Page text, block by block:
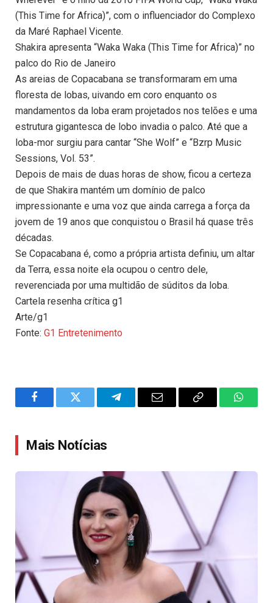
(This Time for Africa)”, com o influenciador do Complexo
da Maré Raphael Vicente.
Shakira apresenta “Waka Waka (This Time for Africa)” no
palco do Rio de Janeiro
As areias de Copacabana se transformaram em uma
floresta de lobas, uivando em coro enquanto os
mandamentos da loba eram projetados nos telões e uma
estrutura gigantesca de lobo invadia o palco. Até que a
loba-mor surgiu para cantar “She Wolf” e “Bzrp Music
Sessions, Vol. 53”.
Depois de mais de duas horas de show, ficou a certeza
de que Shakira mantém um domínio de palco
impressionante e uma voz que ainda carrega a força da
jovem de 19 anos que conquistou o Brasil há quase três
décadas.
Se Copacabana é, como a própria artista definiu, um altar
da Terra, essa noite ela ocupou o centro dele,
reverenciada por uma multidão de súditos da loba.
Cartela resenha crítica g1
Arte/g1
Fonte: G1 Entretenimento
FacebookTwitter TelegramEmail
Copy
Mais Notícias